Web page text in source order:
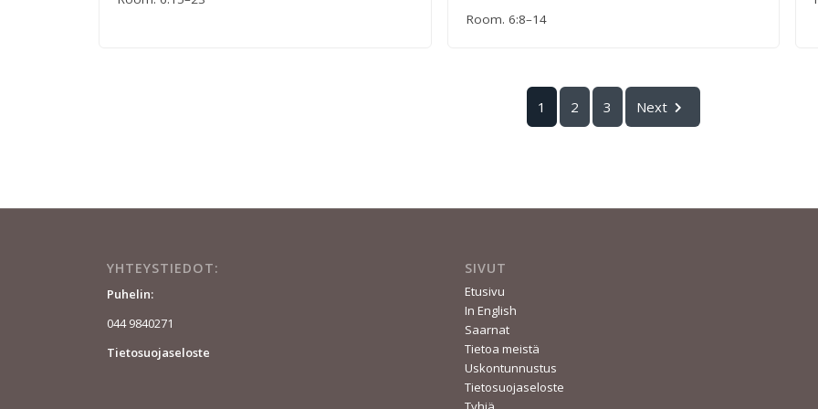
Room. 6:8–14
1 2 3 Next
YHTEYSTIEDOT:
Puhelin:
044 9840271
Tietosuojaseloste
SIVUT
Etusivu
In English
Saarnat
Tietoa meistä
Uskontunnustus
Tietosuojaseloste